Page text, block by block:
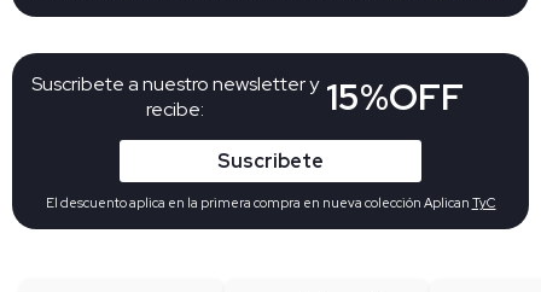
Suscribete a nuestro newsletter y
recibe:
15%OFF
Suscribete
El descuento aplica en la primera compra en nueva colección Aplican TyC